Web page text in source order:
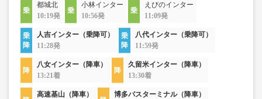
都城北
10:19発
小林インター
10:56発
えびのインター
11:09発
人吉インター（乗降可）
11:28発
八代インター（乗降可）
11:59発
八女インター（降車）
13:21着
久留米インター（降車）
13:30着
高速基山（降車）
博多バスターミナル（降車）